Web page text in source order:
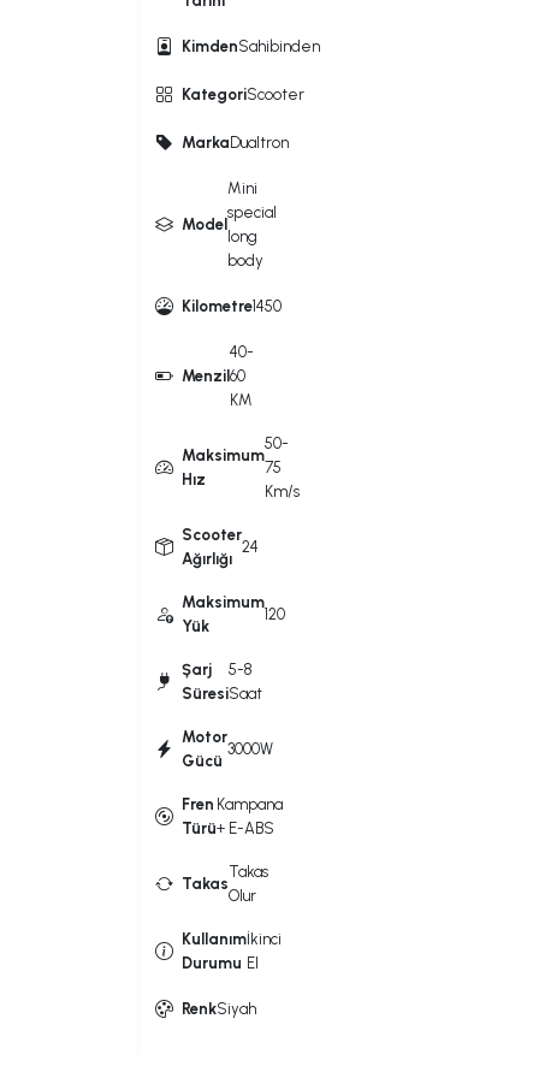
KimdenSahibinden
KategoriScooter
Marka Dualtron
Model
Mini
special
long
body
Kilometre1450
Menzil
40-
60
KM
Maksimum
Hız
50-
75
Km/s
Scooter
Ağırlığı
24
Maksimum
Yük
120
Şarj
Süresi
5-8
Saat
Motor
Gücü
3000W
Fren
Türü
Kampana
+ E-ABS
Takas
Takas
Olur
Kullanım
Durumu
İkinci
El
RenkSiyah